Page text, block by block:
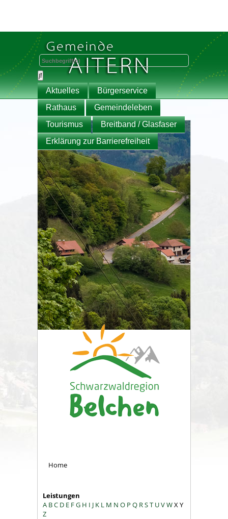
Aktuelles
Bürgerservice
Rathaus
Gemeindeleben
Tourismus
Breitband / Glasfaser
Erklärung zur Barrierefreiheit
Home
Leistungen
A BC D E FG H I J K L M N O P Q RST UVWXY
Z